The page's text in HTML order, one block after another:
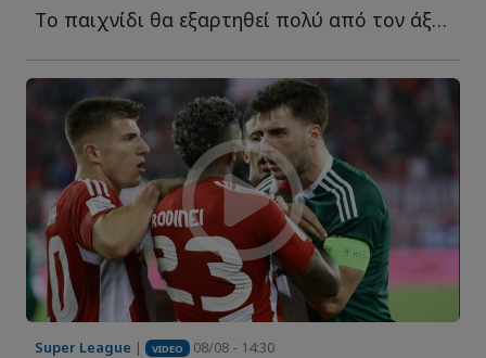
Tο παιχνίδι θα εξαρτηθεί πολύ από τον άξονα του Ολυμπιακού κ...
Super League | VIDEO 08/08 - 14:30